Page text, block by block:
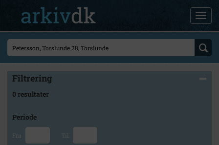
Filtrering
0 resultater
Periode
Fra Til